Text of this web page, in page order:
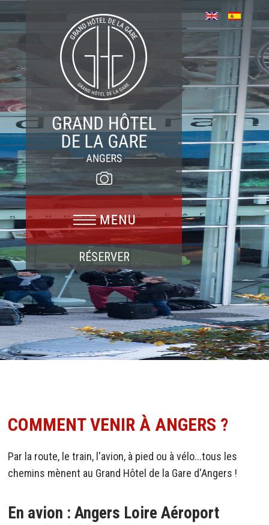
RÉSERVER
COMMENT VENIR À ANGERS ?
Par la route, le train, l'avion, à pied ou à vélo...tous les
chemins mènent au Grand Hôtel de la Gare d'Angers !
En avion : Angers Loire Aéroport